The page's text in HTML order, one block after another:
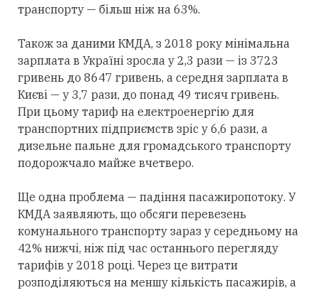
транспорту — більш ніж на 63%.
Також за даними КМДА, з 2018 року мінімальна
зарплата в Україні зросла у 2,3 рази — із 3723
гривень до 8647 гривень, а середня зарплата в
Києві — у 3,7 рази, до понад 49 тисяч гривень.
При цьому тариф на електроенергію для
транспортних підприємств зріс у 6,6 рази, а
дизельне пальне для громадського транспорту
подорожчало майже вчетверо.
Ще одна проблема — падіння пасажиропотоку. У
КМДА заявляють, що обсяги перевезень
комунального транспорту зараз у середньому на
42% нижчі, ніж під час останнього перегляду
тарифів у 2018 році. Через це витрати
розподіляються на меншу кількість пасажирів, а